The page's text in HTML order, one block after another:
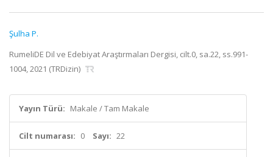
Şulha P.
RumeliDE Dil ve Edebiyat Araştırmaları Dergisi, cilt.0, sa.22, ss.991-
1004, 2021 (TRDizin)
Yayın Türü: Makale / Tam Makale
Cilt numarası: 0 Sayı: 22